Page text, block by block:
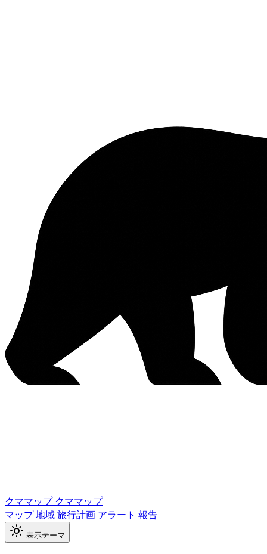
クママップ クママップ
マップ地域旅行計画 アラート 報告
表示テーマ